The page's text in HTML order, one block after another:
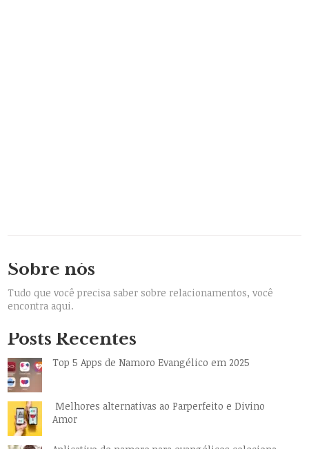
Sobre nós
Tudo que você precisa saber sobre relacionamentos, você
encontra aqui.
Posts Recentes
Top 5 Apps de Namoro Evangélico em 2025
Melhores alternativas ao Parperfeito e Divino
Amor